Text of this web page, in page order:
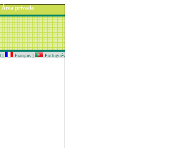
Área privada
| Français | Portugués